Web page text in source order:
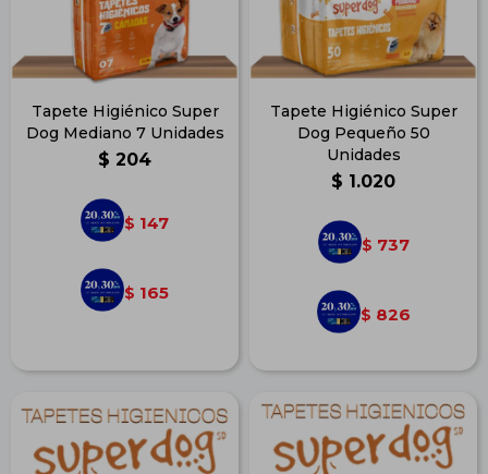
Tapete Higiénico Super
Dog Mediano 7 Unidades
$ 204
$ 147
$ 165
Tapete Higiénico Super
Dog Pequeño 50
Unidades
$ 1.020
$ 737
$ 826